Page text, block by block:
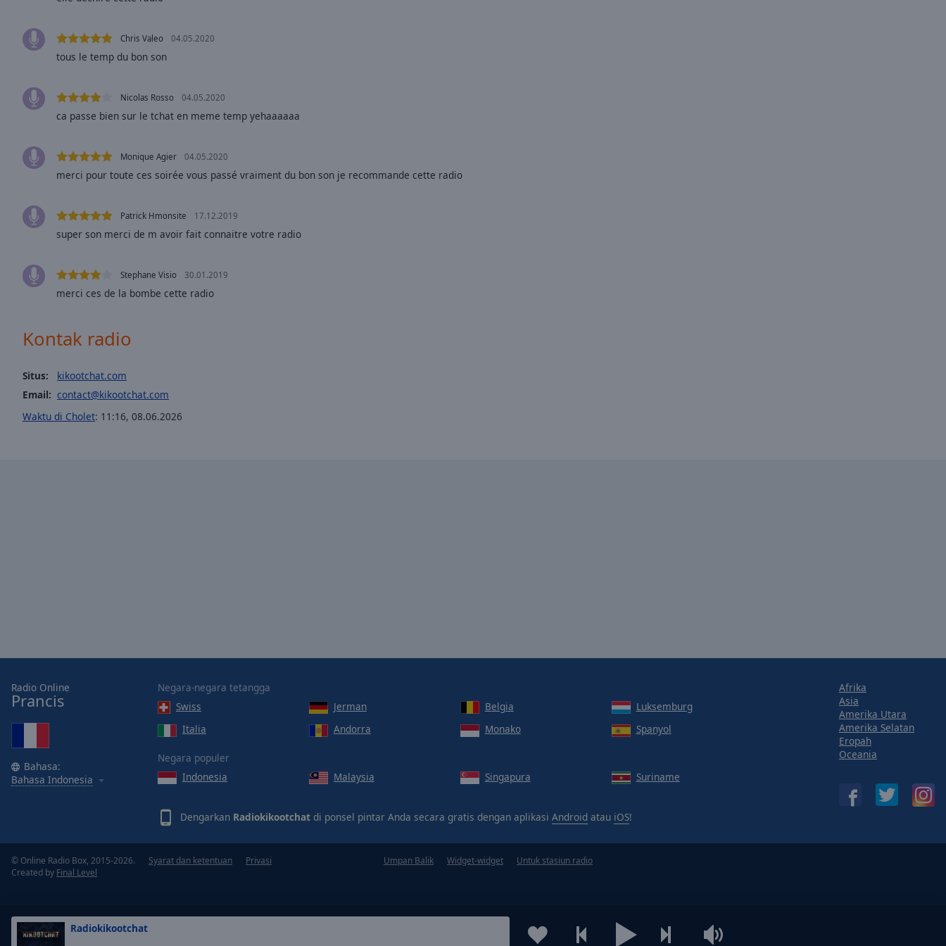
Color
Opacity
Background
Color
Opacity
Background
Color
Opacity
Font
dialog
Radiokikootchat
Chris Valeo 04.05.2020
tous le temp du bon son
Nicolas Rosso 04.05.2020
ca passe bien sur le tchat en meme temp yehaaaaaa
Monique Agier 04.05.2020
merci pour toute ces soirée vous passé vraiment du bon son je recommande cette radio
Patrick Hmonsite 17.12.2019
super son merci de m avoir fait connaitre votre radio
Stephane Visio 30.01.2019
merci ces de la bombe cette radio
Kontak radio
Situs:
kikootchat.com
Email: contact@kikootchat.com
Waktu di Cholet: 11:16, 08.06.2026
Radio Online
Prancis
Bahasa:
Bahasa Indonesia
Negara-negara tetangga
Swiss
Jerman Belgia
Luksemburg
Italia
Andorra Monako Spanyol
Negara populer
Indonesia
Malaysia Singapura Suriname
Dengarkan Radiokikootchat di ponsel pintar Anda secara gratis dengan aplikasi Android atau iOS!
Afrika
Asia
Amerika Utara
Amerika Selatan
Eropah
Oceania
© Online Radio Box, 2015-2026.
Created by Final Level
Syarat dan ketentuan Privasi Umpan Balik Widget-widget Untuk stasiun radio